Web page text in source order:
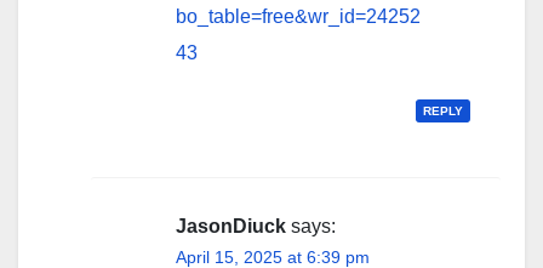
bo_table=free&wr_id=24252
43
REPLY
JasonDiuck says:
April 15, 2025 at 6:39 pm